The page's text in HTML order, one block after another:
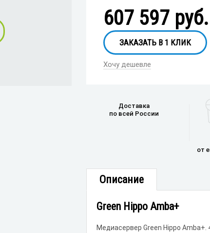
607 597руб.
ЗАКАЗАТЬ В 1 КЛИК
Хочу дешевле
Доставка
по всей России
от
Описание
Green Hippo Amba+
Медиасервер Green Hippo